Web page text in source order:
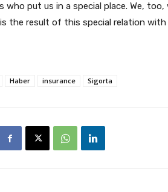
who put us in a special place. We,
the result of this special relation
Haber insurance Sigorta